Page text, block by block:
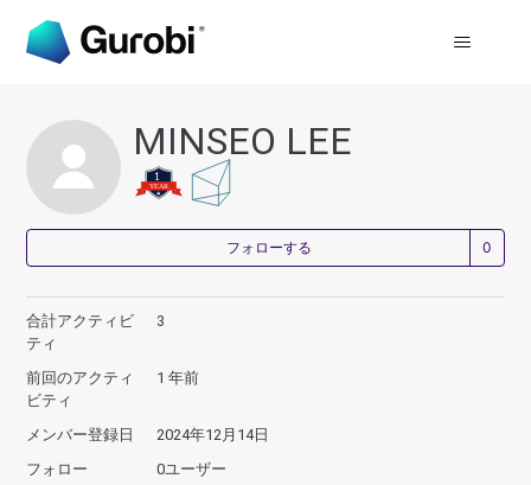
MINSEO LEE
フォローする
合計アクティビ
ティ
3
前回のアクティ
ビティ
1 年前
メンバー登録日
2024年12月14日
フォロー
0ユーザー